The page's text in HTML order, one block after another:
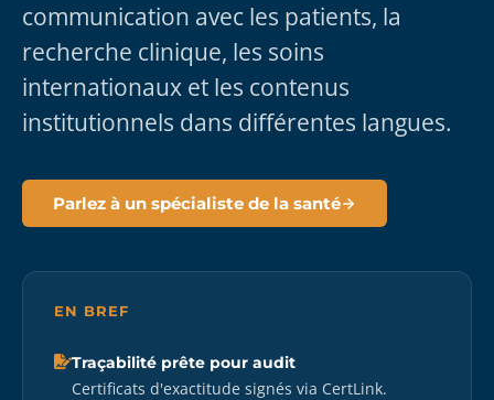
communication avec les patients, la
recherche clinique, les soins
internationaux et les contenus
institutionnels dans différentes langues.
Parlez à un spécialiste de la santé
EN BREF
Traçabilité prête pour audit
Certificats d'exactitude signés via CertLink.